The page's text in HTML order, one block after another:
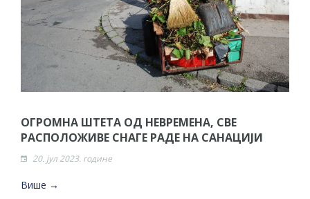
ОГРОМНА ШТЕТА ОД НЕВРЕМЕНА, СВЕ
РАСПОЛОЖИВЕ СНАГЕ РАДЕ НА САНАЦИЈИ
20. јул 2023. године
Више →